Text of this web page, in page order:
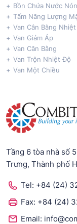
Bồn Chứa Nước
Tấm Năng Lượng
Van Cân Bằng Nhiệt
Van Giảm Áp
Van Cân Bằng
Van Trộn Nhiệt Độ
Van Một Chiều
Tầng 6 tòa nhà số
Trưng, Thành phố
Tel: +84 (24)
Fax: +84 (24)
Email: